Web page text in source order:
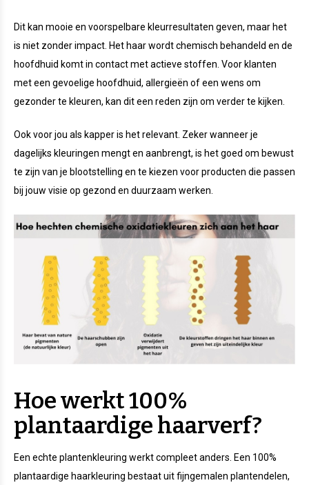
Dit kan mooie en voorspelbare kleurresultaten geven, maar het
is niet zonder impact. Het haar wordt chemisch behandeld en de
hoofdhuid komt in contact met actieve stoffen. Voor klanten
met een gevoelige hoofdhuid, allergieën of een wens om
gezonder te kleuren, kan dit een reden zijn om verder te kijken.
Ook voor jou als kapper is het relevant. Zeker wanneer je
dagelijks kleuringen mengt en aanbrengt, is het goed om bewust
te zijn van je blootstelling en te kiezen voor producten die passen
bij jouw visie op gezond en duurzaam werken.
Hoe werkt 100%
plantaardige haarverf?
Een echte plantenkleuring werkt compleet anders. Een 100%
plantaardige haarkleuring bestaat uit fijngemalen plantendelen,